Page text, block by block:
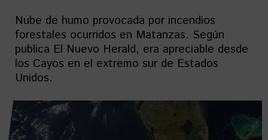
Nube de humo provocada por incendios
forestales ocurridos en Matanzas. Según
publica El Nuevo Herald, era apreciable desde
los Cayos en el extremo sur de Estados
Unidos.